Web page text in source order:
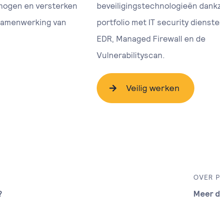
en versterken
van
beveiligingstechnologieën
portfolio met IT security
EDR, Managed Firewall en de
Vulnerabilityscan.
Veilig werken
OVER
Meer